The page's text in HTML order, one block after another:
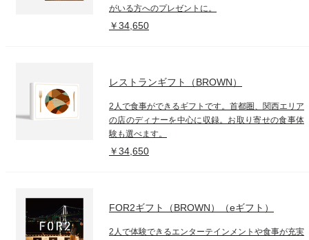
がいる方へのプレゼントに。
￥34,650
レストランギフト（BROWN）
2人で食事ができるギフトです。首都圏、関西エリア
の店のディナーを中心に収録。お取り寄せの食事体
験も選べます。
￥34,650
FOR2ギフト（BROWN）（eギフト）
2人で体験できるエンターテインメントや食事が充実